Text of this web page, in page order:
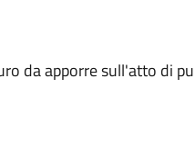
da apporre sull'atto di